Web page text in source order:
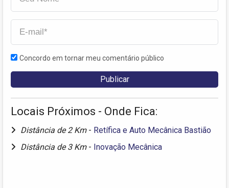
Concordo em tornar meu comentário público
Locais Próximos - Onde Fica:
Distância de 2 Km - Retífica e Auto Mecânica Bastião
Distância de 3 Km - Inovação Mecânica